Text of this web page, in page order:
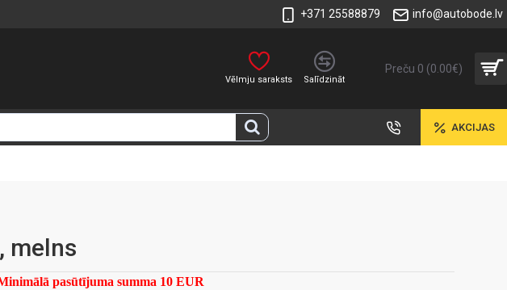
+371 25588879 info@autobode.lv
Vēlmju saraksts Salīdzināt
Preču 0 (0.00€)
AKCIJAS
melns
pasūtījuma summa 10 EUR